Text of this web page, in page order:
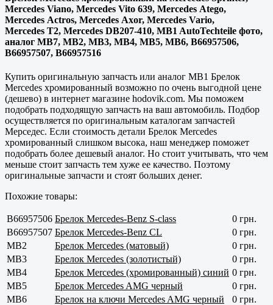
Mercedes Viano, Mercedes Vito 639, Mercedes Atego,
Mercedes Actros, Mercedes Axor, Mercedes Vario,
Mercedes T2, Mercedes DB207-410, MB1 AutoTechteile фото,
аналог MB7, MB2, MB3, MB4, MB5, MB6, B66957506,
B66957507, B66957516
Купить оригинальную запчасть или аналог MB1 Брелок
Mercedes хромированный возможно по очень выгодной цене
(дешево) в интернет магазине hodovik.com. Мы поможем
подобрать подходящую запчасть на ваш автомобиль. Подбор
осуществляется по оригинальным каталогам запчастей
Мерседес. Если стоимость детали Брелок Mercedes
хромированный слишком высока, наш менеджер поможет
подобрать более дешевый аналог. Но стоит учитывать, что чем
меньше стоит запчасть тем хуже ее качество. Поэтому
оригинальные запчасти и стоят больших денег.
Похожие товары:
B66957506 Брелок Mercedes-Benz S-class
0 грн.
B66957507 Брелок Mercedes-Benz CL
0 грн.
MB2
Брелок Mercedes (матовый)
0 грн.
MB3
Брелок Mercedes (золотистый)
0 грн.
MB4
Брелок Mercedes (хромированный) синий 0 грн.
MB5
Брелок Mercedes AMG черный
0 грн.
MB6
Брелок на ключи Mercedes AMG черный
0 грн.